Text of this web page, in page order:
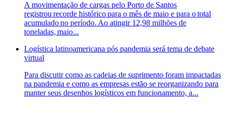
A movimentação de cargas pelo Porto de Santos
registrou recorde histórico para o mês de maio e para o total
acumulado no período. Ao atingir 12,98 milhões de
toneladas, maio...
Logística latinoamericana pós pandemia será tema de debate
virtual
Para discutir como as cadeias de suprimento foram impactadas
na pandemia e como as empresas estão se reorganizando para
manter seus desenhos logísticos em funcionamento, a...